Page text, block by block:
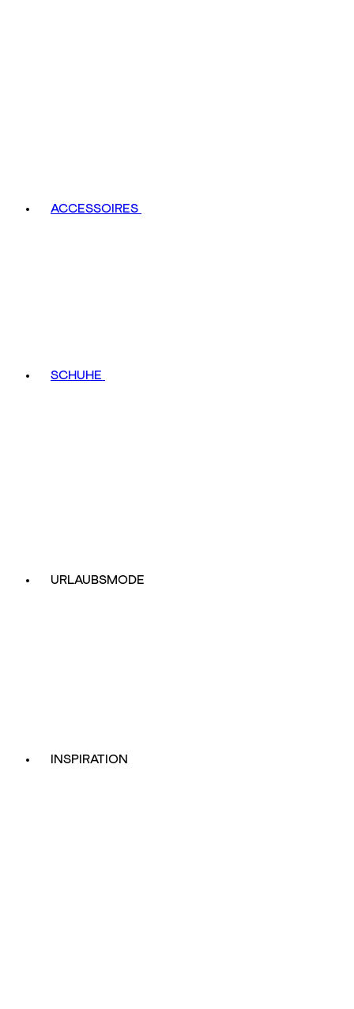
ACCESSOIRES
SCHUHE
URLAUBSMODE
INSPIRATION